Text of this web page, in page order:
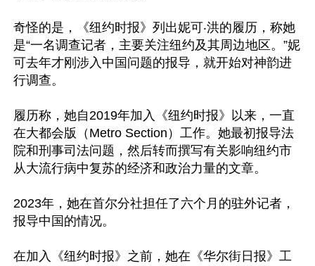
奇怪的是，《纽约时报》列出妮可‧洪的履历，称她
是“一名调查记者，主要关注纽约及其周边地区。”妮
可去年才刚涉入中国问题的报导，就开始对神韵进
行调查。
履历称，她自2019年加入《纽约时报》以来，一直
在大都会版（Metro Section）工作。她最初报导法
院和刑事司法问题，然后转而撰写有关影响纽约市
从大流行病中复苏的经济和政治力量的文章。
2023年，她在首尔分社担任了六个月的驻外记者，
报导中国的情况。
在加入《纽约时报》之前，她在《华尔街日报》工